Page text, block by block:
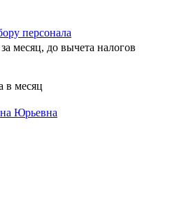
персонала
за месяц, до вычета налогов
в месяц
Юрьевна